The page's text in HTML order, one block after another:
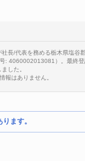
長/代表を務める栃木県塩谷
: 4060002013081）。最終
した。
報はありません。
ます。